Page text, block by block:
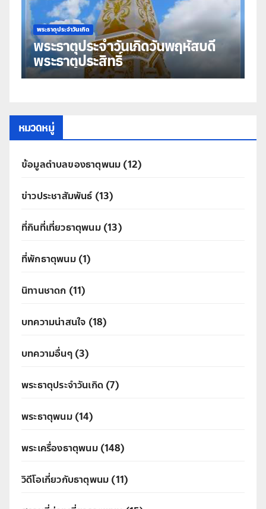
พระธาตุประจำวันเกิด
พระธาตุประจำวันเกิดวันพุธ พระธาตุ
มหาชัย
หมวดหมู่
ข้อมูลตำบลของธาตุพนม (12)
ข่าวประชาสัมพันธ์(13)
ที่กินที่เที่ยวธาตุพนม(13)
ที่พักธาตุพนม(1)
นิทานชาดก (11)
บทความน่าสนใจ (18)
บทความอื่นๆ(3)
พระธาตุประจำวันเกิด (7)
พระธาตุพนม(14)
พระเครื่องธาตุพนม(148)
วิดีโอเกี่ยวกับธาตุพนม (11)